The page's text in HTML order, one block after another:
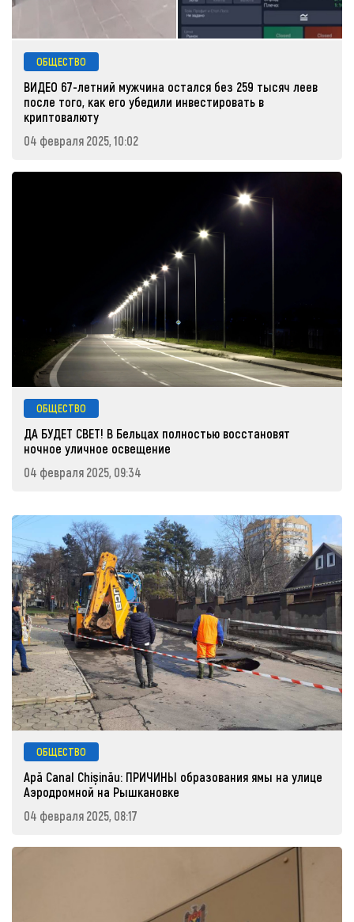
ОБЩЕСТВО
ВИДЕО 67-летний мужчина остался без 259 тысяч леев
после того, как его убедили инвестировать в
криптовалюту
04 февраля 2025, 10:02
ОБЩЕСТВО
ДА БУДЕТ СВЕТ! В Бельцах полностью восстановят
ночное уличное освещение
04 февраля 2025, 09:34
ОБЩЕСТВО
Apă Canal Chișinău: ПРИЧИНЫ образования ямы на улице
Аэродромной на Рышкановке
04 февраля 2025, 08:17